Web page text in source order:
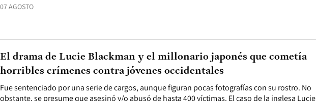
07 AGOSTO
Fue sentenciado por una serie de cargos, aunque figuran pocas fotografías con su rostro. No
obstante, se presume que asesinó y/o abusó de hasta 400 víctimas. El caso de la inglesa Lucie
El drama de Lucie Blackman y el millonario japonés que cometía
horribles crímenes contra jóvenes occidentales